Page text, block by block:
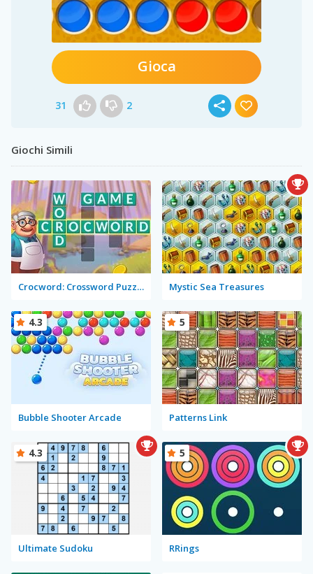
Gioca
31 2
Giochi Simili
Crocword: Crossword Puzzle Game Mystic Sea Treasures
Bubble Shooter Arcade
4.3
Patterns Link
5
Ultimate Sudoku
4.3
RRings
5